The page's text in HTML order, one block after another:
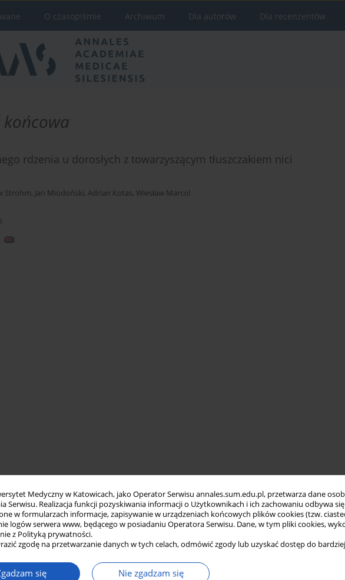
Medyczny w Katowicach, jako Operator Serwisu annales.sum.edu.pl, przetwarza dane
Serwisu. Realizacja funkcji pozyskiwania informacji o Użytkownikach i ich zachowaniu odbywa
w formularzach informacje, zapisywanie w urządzeniach końcowych plików cookies (tzw.
logów serwera www, będącego w posiadaniu Operatora Serwisu. Dane, w tym pliki cookies,
z Polityką prywatności.
zgodę na przetwarzanie danych w tych celach, odmówić zgody lub uzyskać dostęp do
się Nie zgadzam się
O czasopiśmie Archiwum Dla autorów Dla recenzentów
końcowa
rdzenia u dorosłych z towarzyszącym tłuszczakiem nici
Strohm, Jan Miodoński, Adrian Kotas, Wiesław Marcol